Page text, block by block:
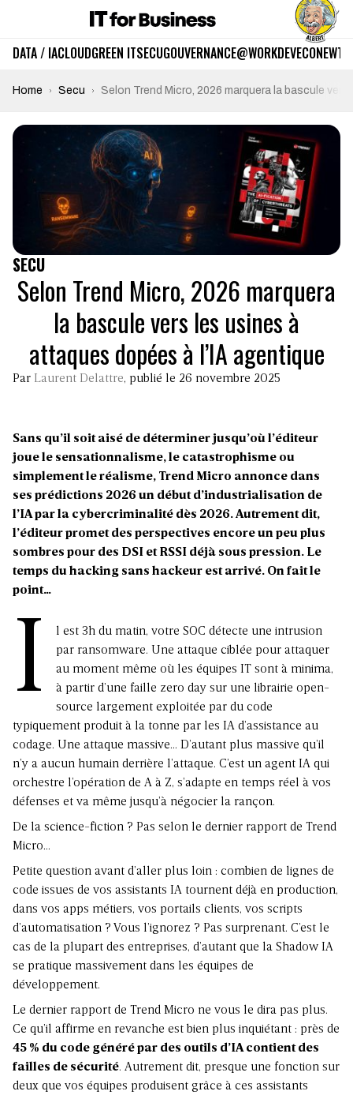
DATA / IACLOUDGREEN ITSECUGOUVERNANCE@WORKDEVECO
Home Secu Selon Trend Micro, 2026 marquera la bascule
SECU
Selon Trend Micro, 2026 marquera
la bascule vers les usines à
attaques dopées à l’IA agentique
Par Laurent Delattre, publié le 26 novembre 2025
Sans qu’il soit aisé de déterminer jusqu’où l’éditeur
joue le sensationnalisme, le catastrophisme ou
simplement le réalisme, Trend Micro annonce dans
ses prédictions 2026 un début d’industrialisation de
l’IA par la cybercriminalité dès 2026. Autrement dit,
l’éditeur promet des perspectives encore un peu plus
sombres pour des DSI et RSSI déjà sous pression. Le
temps du hacking sans hackeur est arrivé. On fait le
point…
I
l est 3h du matin, votre SOC détecte une intrusion
par ransomware. Une attaque ciblée pour attaquer
au moment même où les équipes IT sont à minima,
à partir d’une faille zero day sur une librairie open-
source largement exploitée par du code
typiquement produit à la tonne par les IA d’assistance au
codage. Une attaque massive… D’autant plus massive qu’il
n’y a aucun humain derrière l’attaque. C’est un agent IA qui
orchestre l’opération de A à Z, s’adapte en temps réel à vos
défenses et va même jusqu’à négocier la rançon.
De la science-fiction ? Pas selon le dernier rapport de Trend
Micro…
Petite question avant d’aller plus loin : combien de lignes de
code issues de vos assistants IA tournent déjà en production,
dans vos apps métiers, vos portails clients, vos scripts
d’automatisation ? Vous l’ignorez ? Pas surprenant. C’est le
cas de la plupart des entreprises, d’autant que la Shadow IA
se pratique massivement dans les équipes de
développement.
Le dernier rapport de Trend Micro ne vous le dira pas plus.
Ce qu’il affirme en revanche est bien plus inquiétant : près de
45 % du code généré par des outils d’IA contient des
failles de sécurité. Autrement dit, presque une fonction sur
deux que vos équipes produisent grâce à ces assistants